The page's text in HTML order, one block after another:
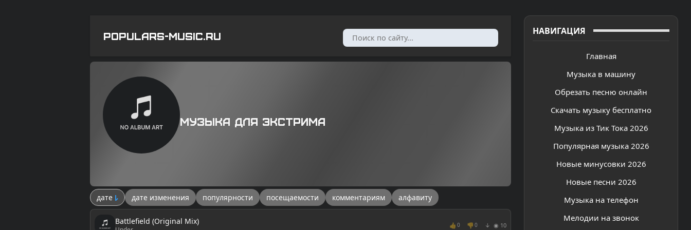
POPULARS-MUSIC.RU НАВИГАЦИЯ
Главная
Музыка в машину
Обрезать песню онлайн
Скачать музыку бесплатно
Музыка из Тик Тока 2026
Популярная музыка 2026
Новые минусовки 2026
Новые песни 2026
Музыка на телефон
Мелодии на звонок
Музыка для экстрима
дате дате изменения популярности посещаемости комментариям алфавиту
Battlefield (Original Mix) 👍 0 👎 0 ↓ ◉ 10